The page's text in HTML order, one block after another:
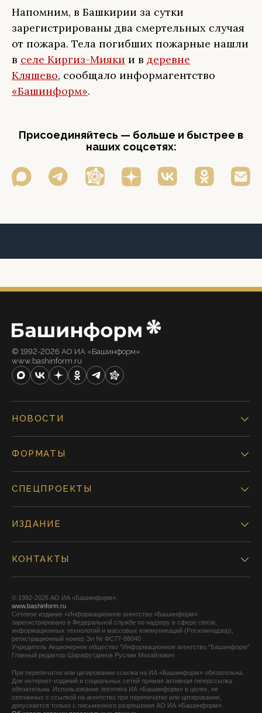
Напомним, в Башкирии за сутки
зарегистрированы два смертельных случая
от пожара. Тела погибших пожарные нашли
в селе Киргиз-Мияки и в деревне
Кляшево, сообщало информагентство
«Башинформ».
Присоединяйтесь — больше и быстрее в
наших соцсетях:
© 1992-2026 АО ИА «Башинформ».
www.bashinform.ru
НОВОСТИ
ФОРМАТЫ
СПЕЦПРОЕКТЫ
ИЗДАНИЕ
КОНТАКТЫ
© 1992-2026 АО ИА «Башинформ».
www.bashinform.ru
Сетевое издание «Информационное агентство «Башинформ»
зарегистрировано в Федеральной службе по надзору в сфере связи,
информационных технологий и массовых коммуникаций (Роскомнадзор),
регистрационный номер Эл № ФС77-88040
Учредитель Акционерное общество "Информационное агентство "Башинформ"
Главный редактор Шарафутдинов Руслан Михайлович
При перепечатке или цитировании ссылка на ИА «Башинформ» обязательна.
Для интернет-изданий и социальных сетей прямая активная гиперссылка
обязательна. Использование логотипа ИА «Башинформ» в целях, не
связанных с ссылкой на агентство при перепечатке или цитировании,
допускается только с письменного разрешения АО ИА «Башинформ».